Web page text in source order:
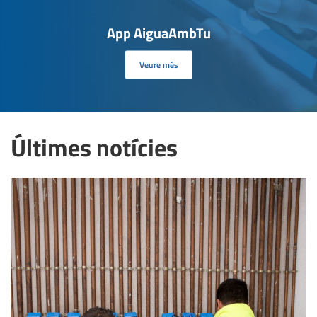
App AiguaAmbTu
Veure més
Últimes notícies